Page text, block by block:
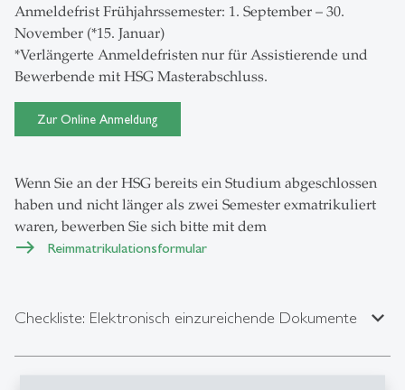
Anmeldefrist Frühjahrssemester: 1. September – 30.
November (*15. Januar)
*Verlängerte Anmeldefristen nur für Assistierende und
Bewerbende mit HSG Masterabschluss.
Zur Online Anmeldung
Wenn Sie an der HSG bereits ein Studium abgeschlossen
haben und nicht länger als zwei Semester exmatrikuliert
waren, bewerben Sie sich bitte mit dem
Reimmatrikulationsformular
Checkliste: Elektronisch einzureichende Dokumente expand_less